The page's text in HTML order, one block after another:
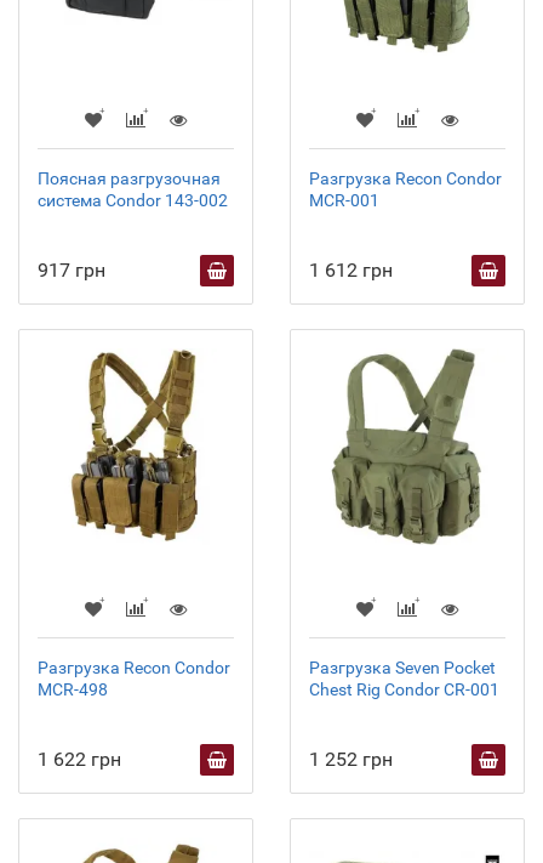
Поясная разгрузочная
система Condor 143-002
917 грн
Разгрузка Recon Condor
MCR-001
1 612 грн
Разгрузка Recon Condor
MCR-498
1 622 грн
Разгрузка Seven Pocket
Chest Rig Condor CR-001
1 252 грн